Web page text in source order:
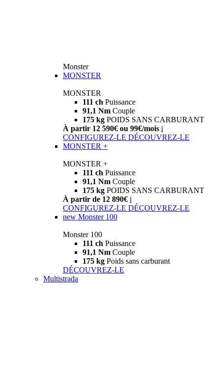
Monster
MONSTER
MONSTER
111 ch Puissance
91,1 Nm Couple
175 kg POIDS SANS CARBURANT
À partir 12 590€ ou 99€/mois i
CONFIGUREZ-LE DÉCOUVREZ-LE
MONSTER +
MONSTER +
111 ch Puissance
91,1 Nm Couple
175 kg POIDS SANS CARBURANT
À partir de 12 890€ i
CONFIGUREZ-LE DÉCOUVREZ-LE
new Monster 100
Monster 100
111 ch Puissance
91,1 Nm Couple
175 kg Poids sans carburant
DÉCOUVREZ-LE
Multistrada